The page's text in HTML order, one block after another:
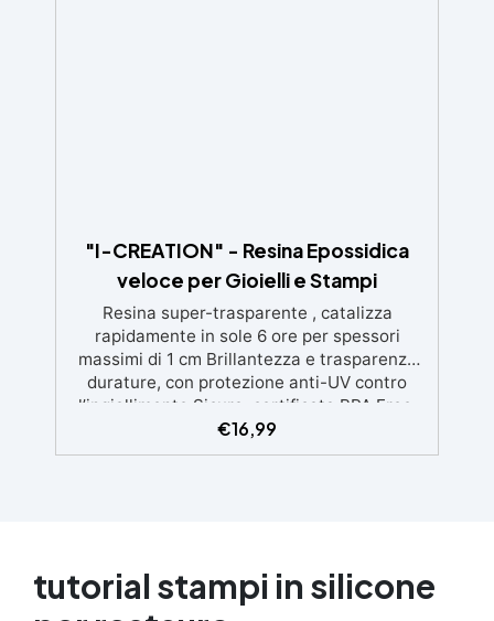
"I-CREATION" - Resina Epossidica
veloce per Gioielli e Stampi
Resina super-trasparente , catalizza
rapidamente in sole 6 ore per spessori
massimi di 1 cm Brillantezza e trasparenza
durature, con protezione anti-UV contro
l’ingiallimento Sicura, certificata BPA Free,
senza solventi e inodore, prodotta al 100% in
Italia Facile da usare (rapporto 2:1) e
€16,99
tutorial stampi in silicone